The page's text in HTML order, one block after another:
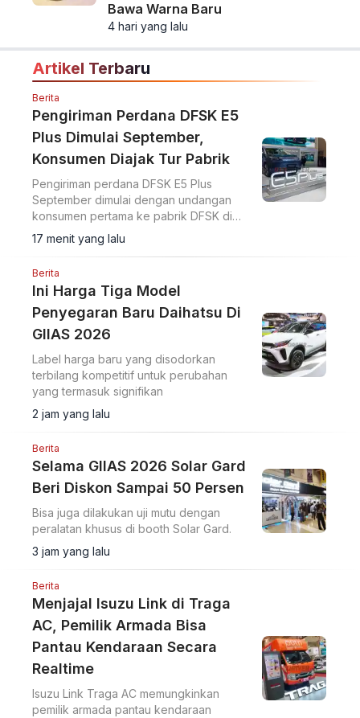
Bawa Warna Baru
4 hari yang lalu
Artikel Terbaru
Berita
Pengiriman Perdana DFSK E5
Plus Dimulai September,
Konsumen Diajak Tur Pabrik
Pengiriman perdana DFSK E5 Plus
September dimulai dengan undangan
konsumen pertama ke pabrik DFSK di
Cikande untuk melihat proses produksi
17 menit yang lalu
Berita
Ini Harga Tiga Model
Penyegaran Baru Daihatsu Di
GIIAS 2026
Label harga baru yang disodorkan
terbilang kompetitif untuk perubahan
yang termasuk signifikan
2 jam yang lalu
Berita
Selama GIIAS 2026 Solar Gard
Beri Diskon Sampai 50 Persen
Bisa juga dilakukan uji mutu dengan
peralatan khusus di booth Solar Gard.
3 jam yang lalu
Berita
Menjajal Isuzu Link di Traga
AC, Pemilik Armada Bisa
Pantau Kendaraan Secara
Realtime
Isuzu Link Traga AC memungkinkan
pemilik armada pantau kendaraan